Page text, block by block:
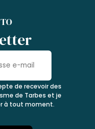
de recevoir des
de Tarbes et je
à tout moment.